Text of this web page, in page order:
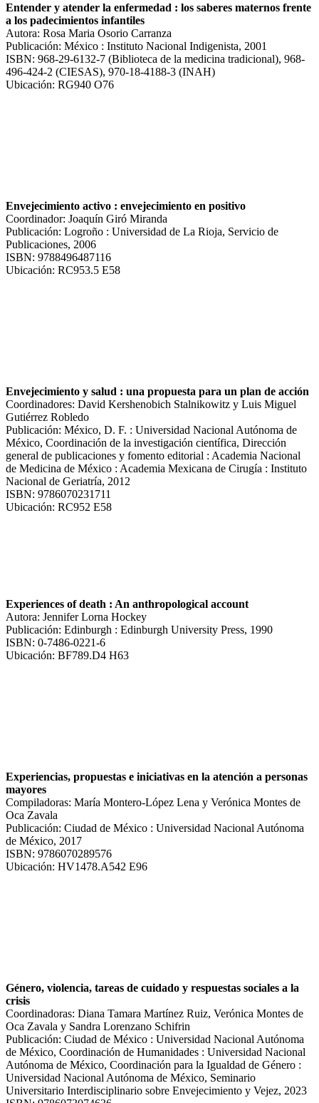
Entender y atender la enfermedad : los saberes maternos frente
a los padecimientos infantiles
Autora: Rosa Maria Osorio Carranza
Publicación: México : Instituto Nacional Indigenista, 2001
ISBN: 968-29-6132-7 (Biblioteca de la medicina tradicional), 968-
496-424-2 (CIESAS), 970-18-4188-3 (INAH)
Ubicación: RG940 O76
Envejecimiento activo : envejecimiento en positivo
Coordinador: Joaquín Giró Miranda
Publicación: Logroño : Universidad de La Rioja, Servicio de
Publicaciones, 2006
ISBN: 9788496487116
Ubicación: RC953.5 E58
Envejecimiento y salud : una propuesta para un plan de acción
Coordinadores: David Kershenobich Stalnikowitz y Luis Miguel
Gutiérrez Robledo
Publicación: México, D. F. : Universidad Nacional Autónoma de
México, Coordinación de la investigación científica, Dirección
general de publicaciones y fomento editorial : Academia Nacional
de Medicina de México : Academia Mexicana de Cirugía : Instituto
Nacional de Geriatría, 2012
ISBN: 9786070231711
Ubicación: RC952 E58
Experiences of death : An anthropological account
Autora: Jennifer Lorna Hockey
Publicación: Edinburgh : Edinburgh University Press, 1990
ISBN: 0-7486-0221-6
Ubicación: BF789.D4 H63
Experiencias, propuestas e iniciativas en la atención a personas
mayores
Compiladoras: María Montero-López Lena y Verónica Montes de
Oca Zavala
Publicación: Ciudad de México : Universidad Nacional Autónoma
de México, 2017
ISBN: 9786070289576
Ubicación: HV1478.A542 E96
Género, violencia, tareas de cuidado y respuestas sociales a la
crisis
Coordinadoras: Diana Tamara Martínez Ruiz, Verónica Montes de
Oca Zavala y Sandra Lorenzano Schifrin
Publicación: Ciudad de México : Universidad Nacional Autónoma
de México, Coordinación de Humanidades : Universidad Nacional
Autónoma de México, Coordinación para la Igualdad de Género :
Universidad Nacional Autónoma de México, Seminario
Universitario Interdisciplinario sobre Envejecimiento y Vejez, 2023